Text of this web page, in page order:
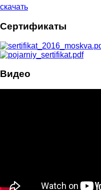
скачать
Сертификаты
Видео